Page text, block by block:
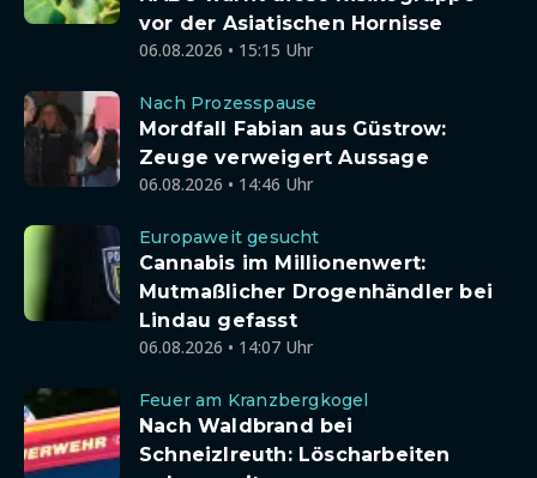
vor der Asiatischen Hornisse
06.08.2026 • 15:15 Uhr
Nach Prozesspause
Mordfall Fabian aus Güstrow:
Zeuge verweigert Aussage
06.08.2026 • 14:46 Uhr
Europaweit gesucht
Cannabis im Millionenwert:
Mutmaßlicher Drogenhändler bei
Lindau gefasst
06.08.2026 • 14:07 Uhr
Feuer am Kranzbergkogel
Nach Waldbrand bei
Schneizlreuth: Löscharbeiten